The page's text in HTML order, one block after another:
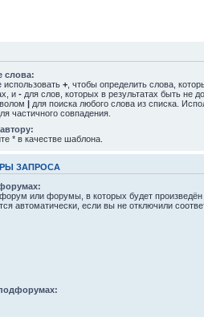
слова:
+ , чтобы определить слова,
и - для слов, которых в результатах быть не
| для поиска любого слова из списка.
частичного совпадения.
* в качестве шаблона.
ЗАПРОСА
или форумы, в которых будет
автоматически, если вы не отключили